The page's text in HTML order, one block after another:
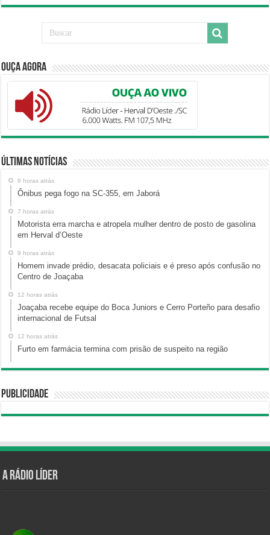
Ouça Agora
Últimas Notícias
6 horas atrás
Ônibus pega fogo na SC-355, em Jaborá
7 horas atrás
Motorista erra marcha e atropela mulher dentro de posto de gasolina
em Herval d’Oeste
9 horas atrás
Homem invade prédio, desacata policiais e é preso após confusão no
Centro de Joaçaba
12 horas atrás
Joaçaba recebe equipe do Boca Juniors e Cerro Porteño para desafio
internacional de Futsal
12 horas atrás
Furto em farmácia termina com prisão de suspeito na região
Publicidade
A Rádio Líder